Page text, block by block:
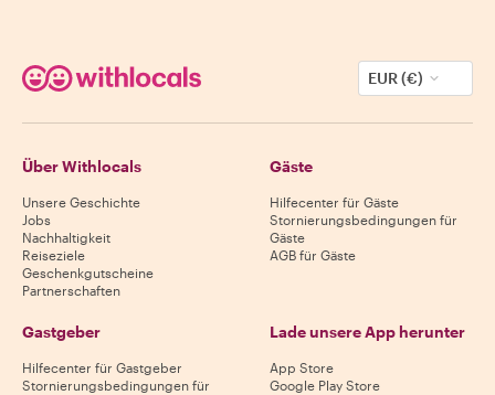
EUR (€)
Über Withlocals
Unsere Geschichte
Jobs
Nachhaltigkeit
Reiseziele
Geschenkgutscheine
Partnerschaften
Gäste
Hilfecenter für Gäste
Stornierungsbedingungen für
Gäste
AGB für Gäste
Gastgeber
Hilfecenter für Gastgeber
Stornierungsbedingungen für
Lade unsere App herunter
App Store
Google Play Store